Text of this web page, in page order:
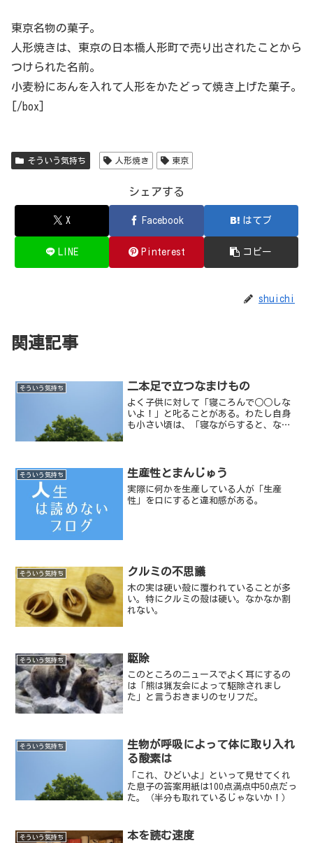
東京名物の菓子。
人形焼きは、東京の日本橋人形町で売り出されたことから
つけられた名前。
小麦粉にあんを入れて人形をかたどって焼き上げた菓子。
[/box]
そういう気持ち 人形焼き 東京
シェアする
X Facebook はてブ
LINE Pinterest コピー
shuichi
関連記事
そういう気持ち 二本足で立つなまけもの
よく子供に対して「寝ころんで○○しな
いよ！」と叱ることがある。わたし自身
も小さい頃は、「寝ながらすると、なま
そういう気持ち 生産性とまんじゅう
実際に何かを生産している人が「生産
性」を口にすると違和感がある。
そういう気持ち クルミの不思議
木の実は硬い殻に覆われていることが多
い。特にクルミの殻は硬い。なかなか割
れない。
そういう気持ち 駆除
このところのニュースでよく耳にするの
は「熊は猟友会によって駆除されまし
た」と言うおきまりのセリフだ。
そういう気持ち
生物が呼吸によって体に取り入れ
る酸素は
「これ、ひどいよ」といって見せてくれ
た息子の答案用紙は100点満点中50点だっ
た。（半分も取れているじゃないか！）
そういう気持ち 本を読む速度